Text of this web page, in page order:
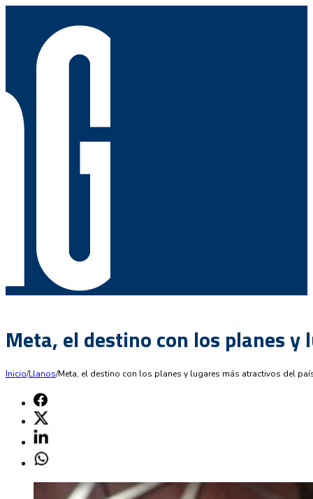
Meta, el destino con los planes
Inicio/Llanos/Meta, el destino con los planes y lugares más atractivos del